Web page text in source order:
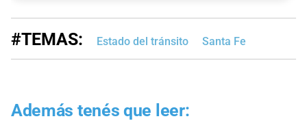
#TEMAS: Estado del tránsito Santa Fe
Además tenés que leer: